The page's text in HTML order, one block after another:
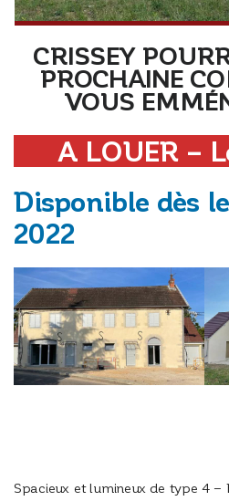
CRISSEY
PROCHAINE
VOUS
A LOUER –
Disponible dès
2022
Spacieux et lumineux de type 4 –